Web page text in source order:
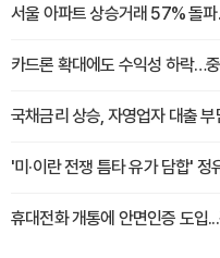
서울 아파트 상승거래 57% 돌
카드론 확대에도 수익성 하락…
국채금리 상승, 자영업자 대출 부
'미·이란 전쟁 틈타 유가 담합'
휴대전화 개통에 안면인증 도입